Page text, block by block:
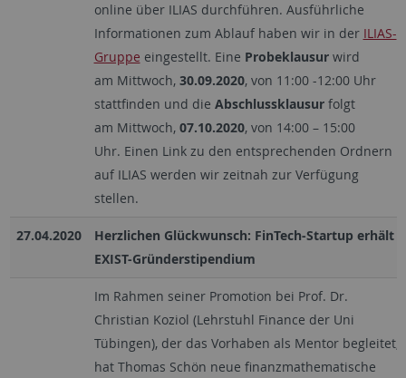
online über ILIAS durchführen. Ausführliche
Informationen zum Ablauf haben wir in der ILIAS-
Gruppe eingestellt. Eine Probeklausur wird
am Mittwoch,30.09.2020, von 11:00 -12:00 Uhr
stattfinden und die Abschlussklausur folgt
am Mittwoch, 07.10.2020, von 14:00 – 15:00
Uhr. Einen Link zu den entsprechenden Ordnern
auf ILIAS werden wir zeitnah zur Verfügung
stellen.
27.04.2020
Herzlichen Glückwunsch: FinTech-Startup erhält
EXIST-Gründerstipendium
Im Rahmen seiner Promotion bei Prof. Dr.
Christian Koziol (Lehrstuhl Finance der Uni
Tübingen), der das Vorhaben als Mentor begleitet,
hat Thomas Schön neue finanzmathematische